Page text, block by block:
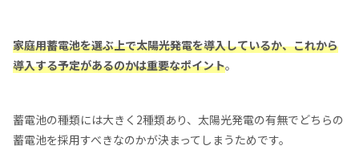
家庭用蓄電池を選ぶ上で太陽光発電を導入しているか、これから
導入する予定があるのかは重要なポイント。
蓄電池の種類には大きく2種類あり、太陽光発電の有無でどちらの
蓄電池を採用すべきなのかが決まってしまうためです。